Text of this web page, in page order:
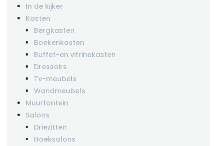
In de kijker
Kasten
Bergkasten
Boekenkasten
Buffet-en vitrinekasten
Dressoirs
Tv-meubels
Wandmeubels
Muurfontein
Salons
Driezitten
Hoeksalons